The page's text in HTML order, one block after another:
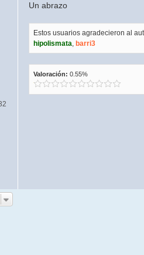
Un abrazo
Estos usuarios agradecieron al
hipolismata, barri3
Valoración: 0.55%